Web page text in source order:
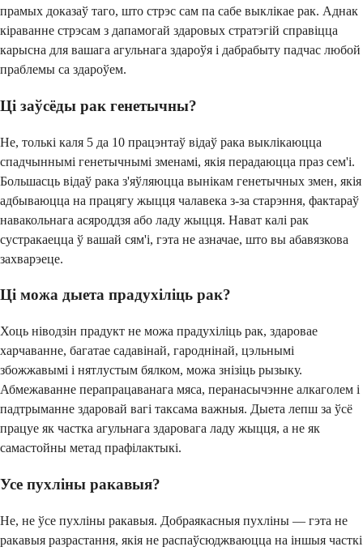
прамых доказаў таго, што стрэс сам па сабе выклікае рак. Аднак
кіраванне стрэсам з дапамогай здаровых стратэгій справіцца
карысна для вашага агульнага здароўя і дабрабыту падчас любой
праблемы са здароўем.
Ці заўсёды рак генетычны?
Не, толькі каля 5 да 10 працэнтаў відаў рака выклікаюцца
спадчыннымі генетычнымі зменамі, якія перадаюцца праз сем'і.
Большасць відаў рака з'яўляюцца вынікам генетычных змен, якія
адбываюцца на працягу жыцця чалавека з-за старэння, фактараў
навакольнага асяроддзя або ладу жыцця. Нават калі рак
сустракаецца ў вашай сям'і, гэта не азначае, што вы абавязкова
захварэеце.
Ці можа дыета прадухіліць рак?
Хоць ніводзін прадукт не можа прадухіліць рак, здаровае
харчаванне, багатае садавінай, гароднінай, цэльнымі
збожжавымі і нятлустым бялком, можа знізіць рызыку.
Абмежаванне перапрацаванага мяса, перанасычэнне алкаголем і
падтрыманне здаровай вагі таксама важныя. Дыета лепш за ўсё
працуе як частка агульнага здаровага ладу жыцця, а не як
самастойны метад прафілактыкі.
Усе пухліны ракавыя?
Не, не ўсе пухліны ракавыя. Добраякасныя пухліны — гэта не
ракавыя разрастання, якія не распаўсюджваюцца на іншыя часткі